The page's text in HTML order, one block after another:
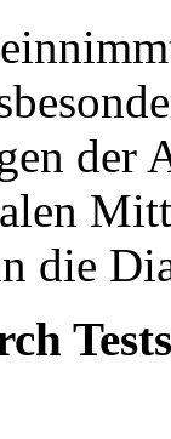
der
die